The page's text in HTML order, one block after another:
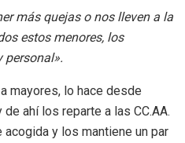
más quejas o nos lleven a la
estos menores, los
personal».
mayores, lo hace desde
ahí los reparte a las CC.AA.
y los mantiene un par